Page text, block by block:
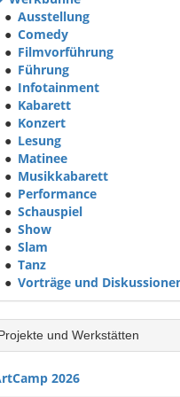
● Ausstellung
● Comedy
● Filmvorführung
● Führung
● Infotainment
● Kabarett
● Konzert
● Lesung
● Matinee
● Musikkabarett
● Performance
● Schauspiel
● Show
● Slam
● Tanz
● Vorträge und
und Werkstätten
2026